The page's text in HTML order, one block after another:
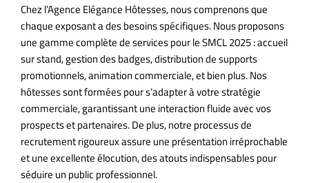
Chez l’Agence Elégance Hôtesses, nous comprenons que
chaque exposant a des besoins spécifiques. Nous proposons
une gamme complète de services pour le SMCL 2025 : accueil
sur stand, gestion des badges, distribution de supports
promotionnels, animation commerciale, et bien plus. Nos
hôtesses sont formées pour s’adapter à votre stratégie
commerciale, garantissant une interaction fluide avec vos
prospects et partenaires. De plus, notre processus de
recrutement rigoureux assure une présentation irréprochable
et une excellente élocution, des atouts indispensables pour
séduire un public professionnel.